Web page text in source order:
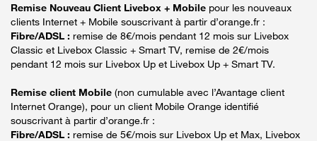
Remise Nouveau Client Livebox + Mobile pour les nouveaux
clients Internet + Mobile souscrivant à partir d’orange.fr :
Fibre/ADSL : remise de 8€/mois pendant 12 mois sur Livebox
Classic et Livebox Classic + Smart TV, remise de 2€/mois
pendant 12 mois sur Livebox Up et Livebox Up + Smart TV.
Remise client Mobile (non cumulable avec l’Avantage client
Internet Orange), pour un client Mobile Orange identifié
souscrivant à partir d’orange.fr :
Fibre/ADSL : remise de 5€/mois sur Livebox Up et Max, Livebox